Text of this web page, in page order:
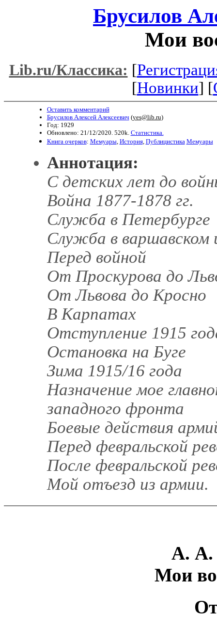
Брусилов
Мои
Lib.ru/Классика: [
[Новинки] [
Оставить комментарий
Брусилов Алексей Алексеевич (yes@lib.ru)
Год: 1929
Обновлено: 21/12/2020. 520k. Статистика.
Книга очерков: Мемуары, История, Публицистика Мемуары
Аннотация:
С детских лет до
Война 1877-1878 гг.
Служба в Петербурге
Служба в варшавском
Перед войной
От Проскурова до
От Львова до Кросно
В Карпатах
Отступление 1915
Остановка на Буге
Зима 1915/16 года
Назначение мое
западного фронта
Боевые действия
Перед февральской
После февральской
Мой отъезд из армии.
А. А.
Мои